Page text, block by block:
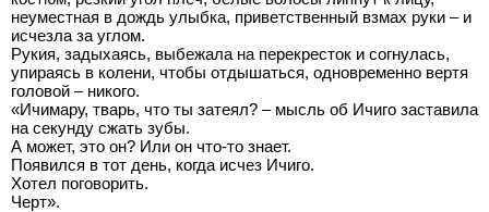
неуместная в дождь улыбка, приветственный взмах руки – и
исчезла за углом.
Рукия, задыхаясь, выбежала на перекресток и согнулась,
упираясь в колени, чтобы отдышаться, одновременно вертя
головой – никого.
«Ичимару, тварь, что ты затеял? – мысль об Ичиго заставила
на секунду сжать зубы.
А может, это он? Или он что-то знает.
Появился в тот день, когда исчез Ичиго.
Хотел поговорить.
Черт».